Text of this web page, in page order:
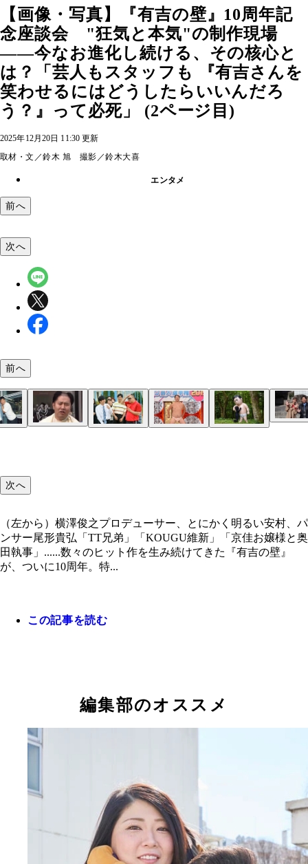
【画像・写真】『有吉の壁』10周年記
念座談会 "狂気と本気"の制作現場
――今なお進化し続ける、その核心と
は？「芸人もスタッフも 『有吉さんを
笑わせるにはどうしたらいいんだろ
う？』って必死」 (2ページ目)
2025年12月20日 11:30 更新
取材・文／鈴木 旭 撮影／鈴木大喜
エンタメ
前へ
『有吉の壁』（日本テレビ系）毎週水曜夜7時～放
い安村と蛙亭・イワクラが、監督は有吉弘行が務
次へ
前へ
次へ
（左から）横澤俊之プロデューサー、とにかく明るい安村、パ
ンサー尾形貴弘「TT兄弟」「KOUGU維新」「京佳お嬢様と奥
田執事」......数々のヒット作を生み続けてきた『有吉の壁』
が、ついに10周年。特...
この記事を読む
編集部のオススメ